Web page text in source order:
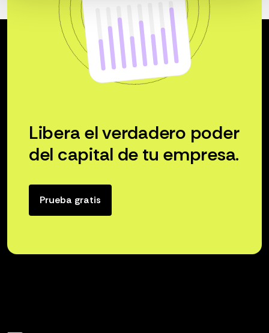
Libera el verdadero poder
del capital de tu empresa.
Prueba gratis